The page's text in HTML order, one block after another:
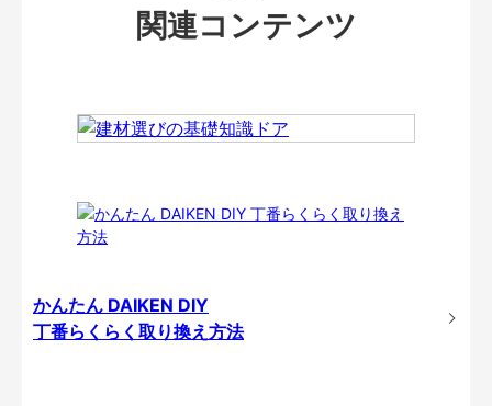
関連コンテンツ
かんたん DAIKEN DIY
丁番らくらく取り換え方法